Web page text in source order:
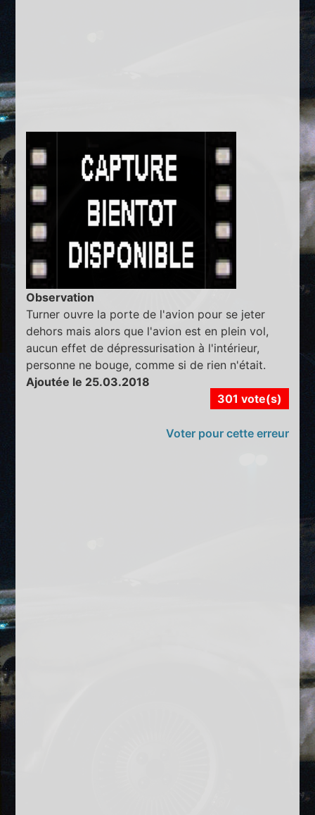
Observation
Turner ouvre la porte de l'avion pour se jeter
dehors mais alors que l'avion est en plein vol,
aucun effet de dépressurisation à l'intérieur,
personne ne bouge, comme si de rien n'était.
Ajoutée le 25.03.2018
301 vote(s)
Voter pour cette erreur